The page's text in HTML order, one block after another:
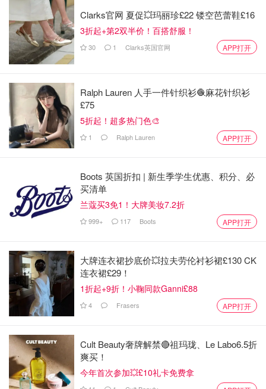
2. 在意大利境内买的只需去两边的退税公司柜台
即可，global blue 或者 planet，具体看购买时开的是哪家
退税公司就去哪家柜台。（如果在其他欧盟国家买的，要先
要排队）再拿着单去退税公司的柜台退款。
Clarks官网 夏促💥玛丽珍£22 镂空芭蕾鞋£16
3折起+第2双半价！百搭舒服！
30 1 Clarks英国官网 APP打开
Ralph Lauren 人手一件针织衫🧶麻花针织衫
£75
5折起！超多热门色🎨
1 Ralph Lauren APP打开
Boots 英国折扣 | 新生季学生优惠、积分、必
买清单
兰蔻买3免1！大牌美妆7.2折
999+ 117 Boots APP打开
大牌连衣裙抄底价💥拉夫劳伦衬衫裙£130 CK
连衣裙£29！
1折起+9折！小鞠同款Ganni£88
4 Frasers APP打开
Cult Beauty奢牌解禁🔴祖玛珑、Le Labo6.5折
爽买！
今年首次参加💥£10礼卡免费拿